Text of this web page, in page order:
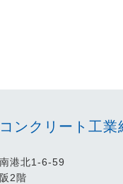
ンクリート工業
港北1-6-59
2階